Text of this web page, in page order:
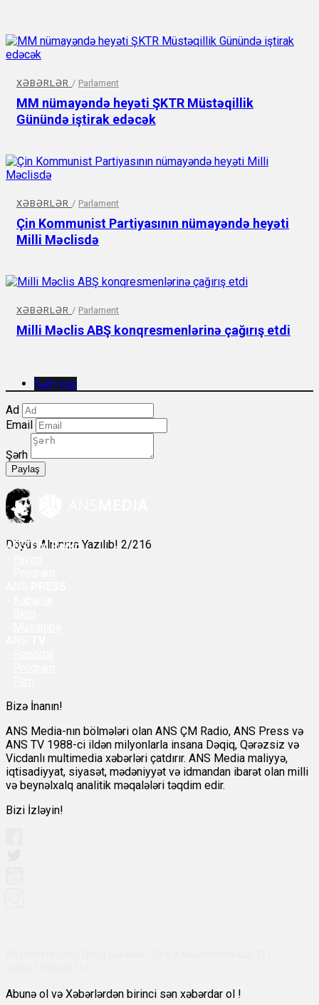
XƏBƏRLƏR / Parlament
MM nümayəndə heyəti ŞKTR Müstəqillik
Günündə iştirak edəcək
XƏBƏRLƏR / Parlament
Çin Kommunist Partiyasının nümayəndə heyəti
Milli Məclisdə
XƏBƏRLƏR / Parlament
Milli Məclis ABŞ konqresmenlərinə çağırış etdi
Şərh yaz
Ad
Email
Şərh
Paylaş
Döyüş Alnınıza Yazılıb! 2/216
ANSÇM Radio
Bizə İnanın!
ANS Media-nın bölmələri olan ANS ÇM Radio, ANS Press və
ANS TV 1988-ci ildən milyonlarla insana Dəqiq, Qərəzsiz və
Vicdanlı multimedia xəbərləri çatdırır. ANS Media maliyyə,
iqtisadiyyat, siyasət, mədəniyyət və idmandan ibarət olan milli
və beynəlxalq analitik məqalələri təqdim edir.
Bizi İzləyin!
Abunə ol və Xəbərlərdən birinci sən xəbərdar ol !